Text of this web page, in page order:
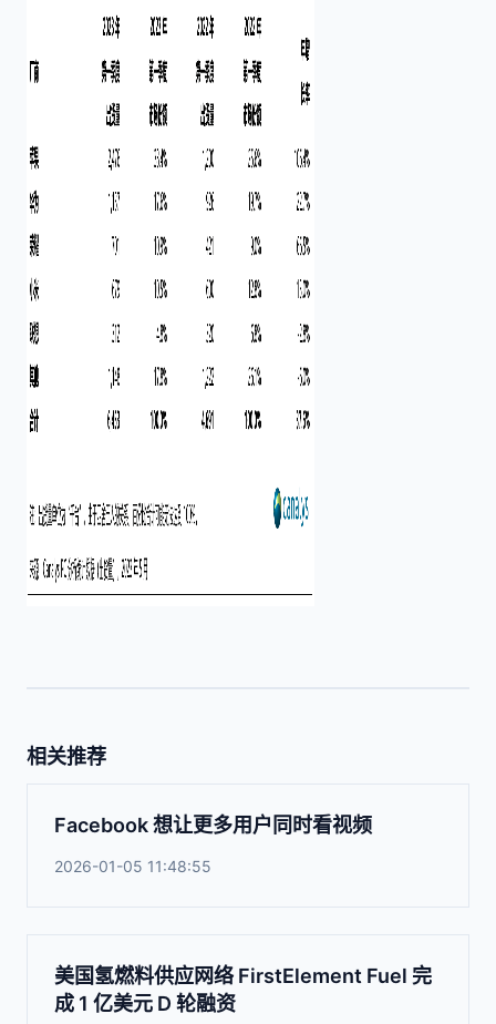
相关推荐
Facebook 想让更多用户同时看视频
2026-01-05 11:48:55
美国氢燃料供应网络 FirstElement Fuel 完
成 1 亿美元 D 轮融资